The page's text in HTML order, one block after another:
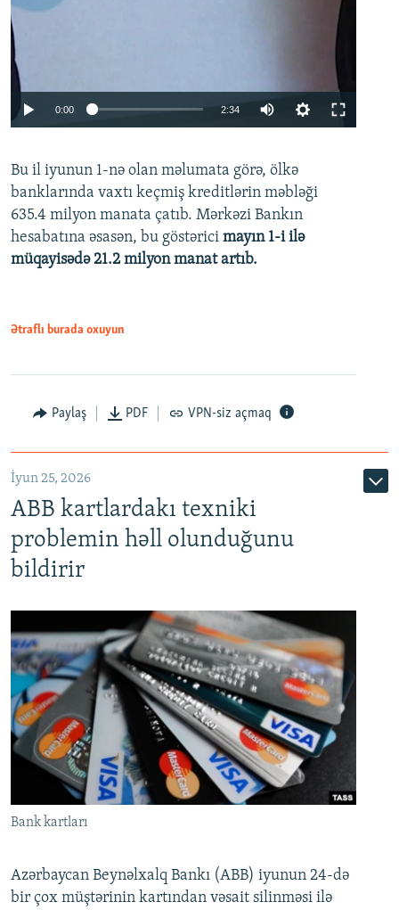
Auto 240p 360p 480p
720p 1080p
0:00 2:34
360p
480p
720p
Bu il iyunun 1-nə olan məlumata görə, ölkə
banklarında vaxtı keçmiş kreditlərin məbləği
635.4 milyon manata çatıb. Mərkəzi Bankın
hesabatına əsasən, bu göstərici mayın 1-i ilə
müqayisədə 21.2 milyon manat artıb.
Ətraflı burada oxuyun
Paylaş PDF VPN-siz açmaq
İyun 25, 2026
ABB kartlardakı texniki
problemin həll olunduğunu
bildirir
Bank kartları
Azərbaycan Beynəlxalq Bankı (ABB) iyunun 24-də
bir çox müştərinin kartından vəsait silinməsi ilə